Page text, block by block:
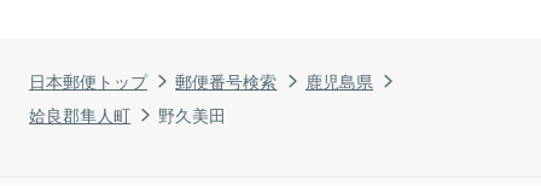
日本郵便トップ 郵便番号検索
鹿児島県
姶良郡隼人町
野久美田